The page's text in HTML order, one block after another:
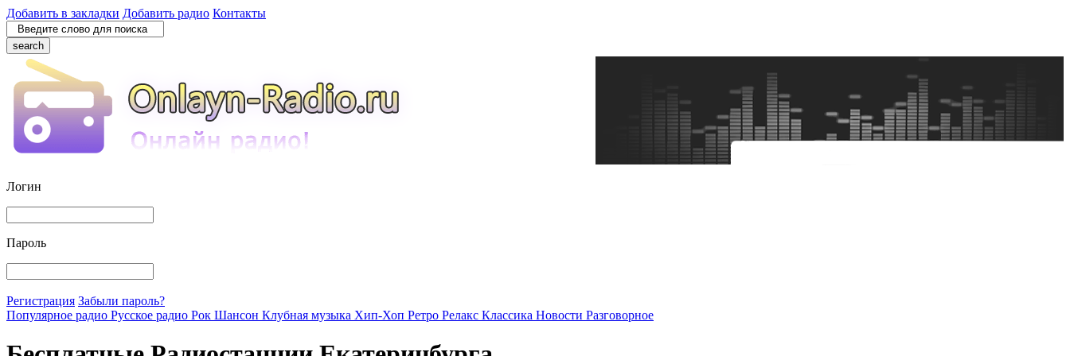
Добавить в закладки Добавить радио Контакты
search
Логин
Пароль
Регистрация Забыли пароль?
Популярное радио Русское радио Рок Шансон Клубная музыка Хип-Хоп Ретро Релакс Классика Новости Разговорное